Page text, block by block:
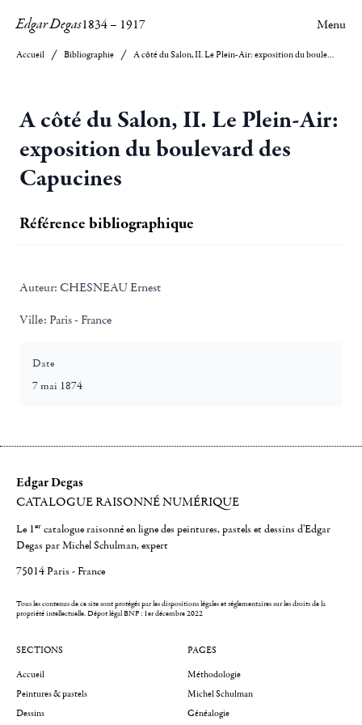
Edgar Degas1834– 1917 Menu
Accueil Bibliographie A côté du Salon, II. Le Plein-Air: exposition du boulevard des Capucines
A côté du Salon, II. Le Plein-Air:
exposition du boulevard des
Capucines
Référence bibliographique
Auteur: CHESNEAU Ernest
Ville: Paris - France
Date
7 mai 1874
Edgar Degas
CATALOGUE RAISONNÉ NUMÉRIQUE
Le 1er catalogue raisonné en ligne des peintures, pastels et dessins d'Edgar
Degas par Michel Schulman, expert
75014 Paris - France
Tous les contenus de ce site sont protégés par les dispositions légales et réglementaires sur les droits de la
propriété intellectuelle.Dépot légal BNF : 1er décembre 2022
SECTIONS
Accueil
Peintures & pastels
Dessins
PAGES
Méthodologie
Michel Schulman
Généalogie